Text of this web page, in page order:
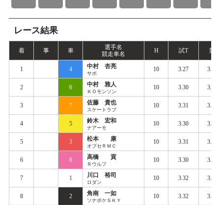
レース結果
着 事 車
選手名
競走車名
H 試T 競
1 4 中村 杏亮
サボ
10 3.27 3.357
2 6 中村 雅人
ＫＯモンソン
10 3.30 3.383
3 7 佐藤 貴也
スケートラブ
10 3.31 3.386
4 5 鈴木 宏和
ナアーモ
10 3.30 3.389
5 3 松本 康
オブセＲＭＣ
10 3.31 3.395
6 8 高橋 貢
Ｒウルフ
10 3.30 3.402
7 1 川口 裕司
ロダン
10 3.32 3.408
8 2 角南 一如
ソナポケＳＫＹ
10 3.32 3.412